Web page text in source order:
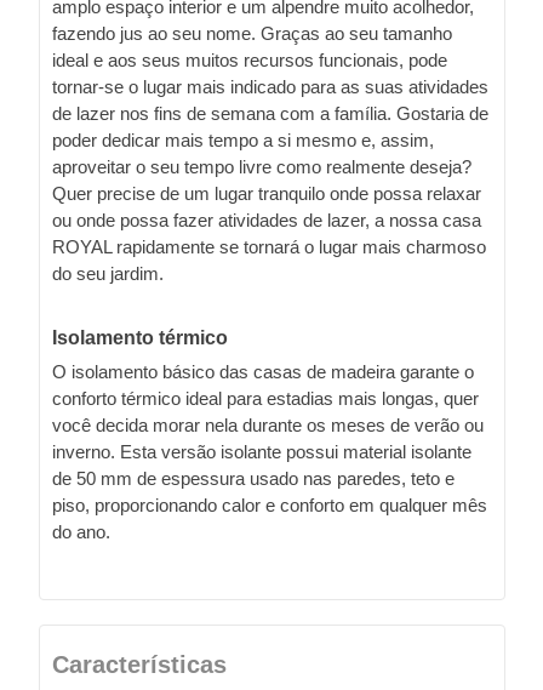
amplo espaço interior e um alpendre muito acolhedor,
fazendo jus ao seu nome. Graças ao seu tamanho
ideal e aos seus muitos recursos funcionais, pode
tornar-se o lugar mais indicado para as suas atividades
de lazer nos fins de semana com a família. Gostaria de
poder dedicar mais tempo a si mesmo e, assim,
aproveitar o seu tempo livre como realmente deseja?
Quer precise de um lugar tranquilo onde possa relaxar
ou onde possa fazer atividades de lazer, a nossa casa
ROYAL rapidamente se tornará o lugar mais charmoso
do seu jardim.
Isolamento térmico
O isolamento básico das casas de madeira garante o
conforto térmico ideal para estadias mais longas, quer
você decida morar nela durante os meses de verão ou
inverno. Esta versão isolante possui material isolante
de 50 mm de espessura usado nas paredes, teto e
piso, proporcionando calor e conforto em qualquer mês
do ano.
Características